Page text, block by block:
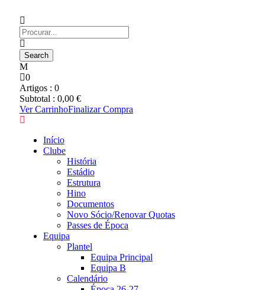
0
Artigos : 0
Subtotal : 0,00 €
Ver CarrinhoFinalizar Compra
Início
Clube
História
Estádio
Estrutura
Hino
Documentos
Novo Sócio/Renovar Quotas
Passes de Época
Equipa
Plantel
Equipa Principal
Equipa B
Calendário